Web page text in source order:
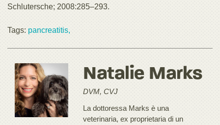
Schlutersche; 2008:285–293.
Tags: pancreatitis,
Natalie Marks
DVM, CVJ
La dottoressa Marks è una
veterinaria, ex proprietaria di un